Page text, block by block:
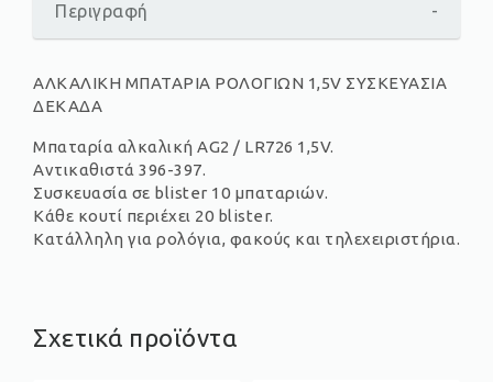
Περιγραφή -
ΑΛΚΑΛΙΚΗ ΜΠΑΤΑΡΙΑ ΡΟΛΟΓΙΩΝ 1,5V ΣΥΣΚΕΥΑΣΙΑ
ΔΕΚΑΔΑ
Μπαταρία αλκαλική AG2 / LR726 1,5V.
Αντικαθιστά 396-397.
Συσκευασία σε blister 10 μπαταριών.
Κάθε κουτί περιέχει 20 blister.
Κατάλληλη για ρολόγια, φακούς και τηλεχειριστήρια.
Σχετικά προϊόντα